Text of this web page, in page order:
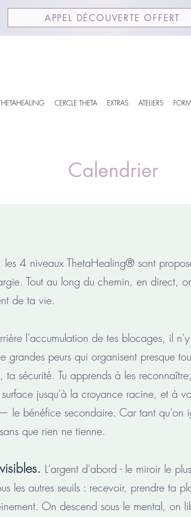
APPEL DÉCOUVERTE OFFERT
CERCLE THETA EXTRAS ATELIERS
Calendrier
4 niveaux ThetaHealing® sont
Tout au long du chemin, en direct,
de ta vie.
l'accumulation de tes blocages, il
grandes peurs qui organisent presque
sécurité. Tu apprends à les
jusqu'à la croyance racine, et à
le bénéfice secondaire. Car tant qu'on
que rien ne tienne.
L'argent d'abord - le miroir le
les autres seuils : recevoir, prendre ta
On descend sous le mental, on